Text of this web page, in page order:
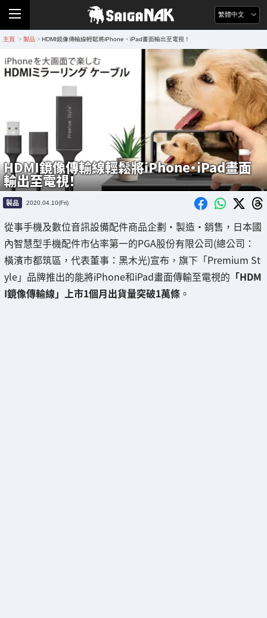
繁體中文
主頁 > 製品 > HDMI鏡像傳輸線輕鬆將iPhone・iPad畫面輸出至電視！
HDMI鏡像傳輸線輕鬆將iPhone・iPad畫面
輸出至電視！
製品 2020.04.10(Fri)
從事手機及數位音訊設備配件商品企劃・製造・銷售，日本國
內智慧型手機配件市佔率第一的PGA股份有限公司(總公司：
橫濱市都筑區，代表董事：黑木光)宣布，旗下「Premium St
yle」品牌推出的能將iPhone和iPad畫面傳輸至電視的 「HDM
I鏡像傳輸線」上市1個月出貨量突破1萬條 。